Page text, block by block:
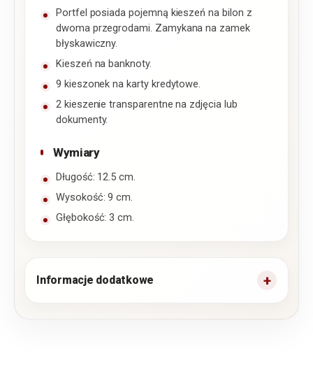
Portfel posiada pojemną kieszeń na bilon z
dwoma przegrodami. Zamykana na zamek
błyskawiczny.
Kieszeń na banknoty.
9 kieszonek na karty kredytowe.
2 kieszenie transparentne na zdjęcia lub
dokumenty.
Wymiary
Długość: 12.5 cm.
Wysokość: 9 cm.
Głębokość: 3 cm.
Informacje dodatkowe